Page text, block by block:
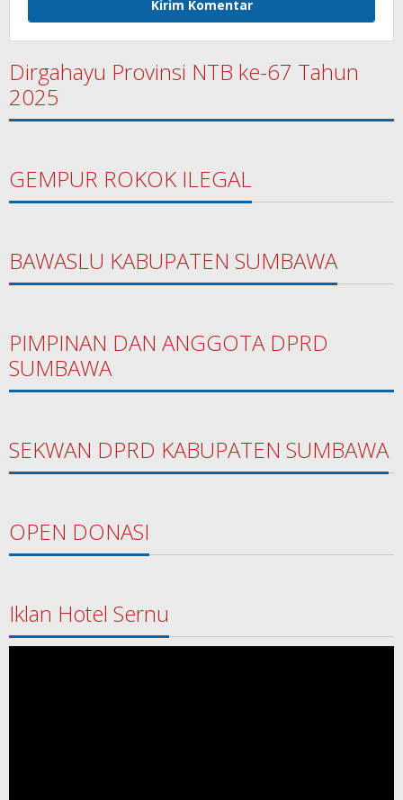
Dirgahayu Provinsi NTB ke-67 Tahun
2025
GEMPUR ROKOK ILEGAL
BAWASLU KABUPATEN SUMBAWA
PIMPINAN DAN ANGGOTA DPRD
SUMBAWA
SEKWAN DPRD KABUPATEN SUMBAWA
OPEN DONASI
Iklan Hotel Sernu